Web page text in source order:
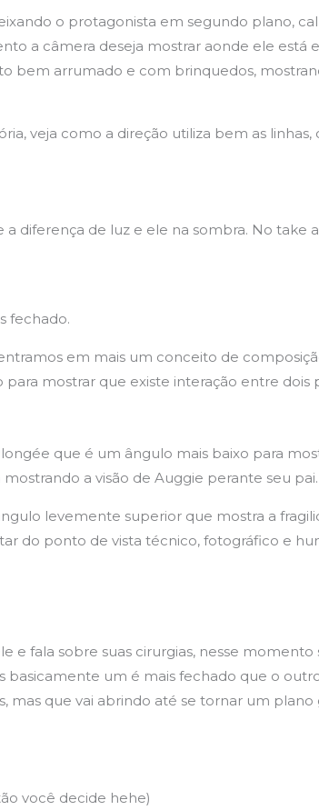
o protagonista em segundo plano,
a câmera deseja mostrar aonde ele está
bem arrumado e com brinquedos,
veja como a direção utiliza bem as
diferença de luz e ele na sombra. No take
fechado.
em mais um conceito de
mostrar que existe interação entre dois
que é um ângulo mais baixo para
a visão de Auggie perante seu pai.
levemente superior que mostra a
do ponto de vista técnico, fotográfico e
e fala sobre suas cirurgias, nesse
um é mais fechado que o
mas que vai abrindo até se tornar um
você decide hehe)